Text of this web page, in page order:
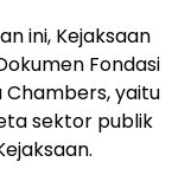
ini, Kejaksaan
Fondasi
Chambers, yaitu
sektor publik